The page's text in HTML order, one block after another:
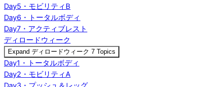
Day5・モビリティB
Day6・トータルボディ
Day7・アクティブレスト
ディロードウィーク
Expand ディロードウィーク 7 Topics
Day1・トータルボディ
Day2・モビリティA